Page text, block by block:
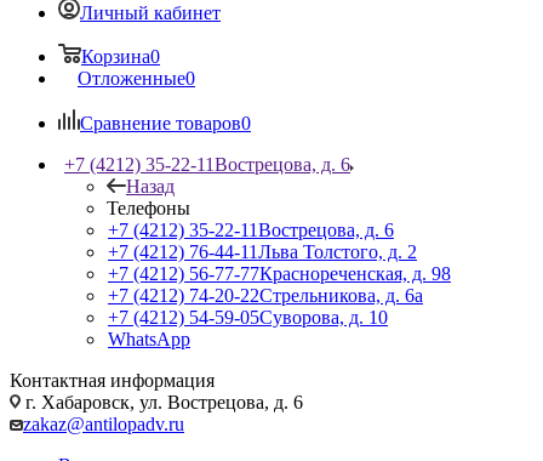
Личный кабинет
Корзина0
Отложенные0
Сравнение товаров0
+7 (4212) 35-22-11Вострецова, д. 6
Назад
Телефоны
+7 (4212) 35-22-11Вострецова, д. 6
+7 (4212) 76-44-11Льва Толстого, д. 2
+7 (4212) 56-77-77Краснореченская, д. 98
+7 (4212) 74-20-22Стрельникова, д. 6а
+7 (4212) 54-59-05Суворова, д. 10
WhatsApp
Контактная информация
г. Хабаровск, ул. Вострецова, д. 6
zakaz@antilopadv.ru